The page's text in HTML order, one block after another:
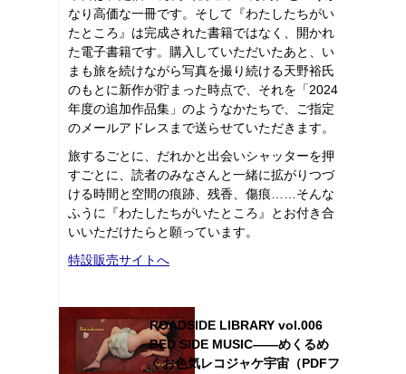
なり高価な一冊です。そして『わたしたちがい
たところ』は完成された書籍ではなく、開かれ
た電子書籍です。購入していただいたあと、い
まも旅を続けながら写真を撮り続ける天野裕氏
のもとに新作が貯まった時点で、それを「2024
年度の追加作品集」のようなかたちで、ご指定
のメールアドレスまで送らせていただきます。
旅するごとに、だれかと出会いシャッターを押
すごとに、読者のみなさんと一緒に拡がりつづ
ける時間と空間の痕跡、残香、傷痕……そんな
ふうに『わたしたちがいたところ』とお付き合
いいただけたらと願っています。
特設販売サイトへ
ROADSIDE LIBRARY vol.006
BED SIDE MUSIC――めくるめ
くお色気レコジャケ宇宙（PDFフ